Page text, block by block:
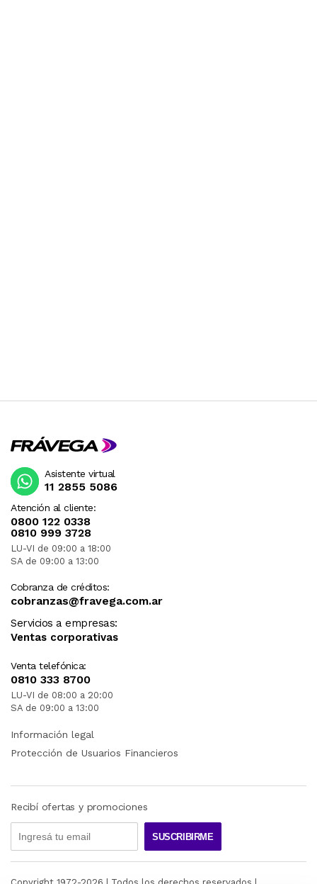
Atención al cliente:
0800 122 0338
0810 999 3728
LU-VI de 09:00 a 18:00
SA de 09:00 a 13:00
Cobranza de créditos:
cobranzas@fravega.com.ar
Servicios a empresas:
Ventas corporativas
Venta telefónica:
0810 333 8700
LU-VI de 08:00 a 20:00
SA de 09:00 a 13:00
Asistente virtual
11 2855 5086
Información legal
Protección de Usuarios Financieros
Recibí ofertas y promociones
SUSCRIBIRME